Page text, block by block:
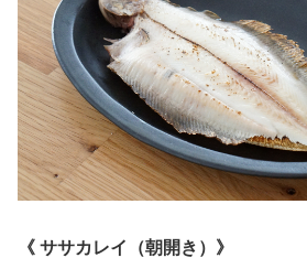
《 ササカレイ（朝開き）》